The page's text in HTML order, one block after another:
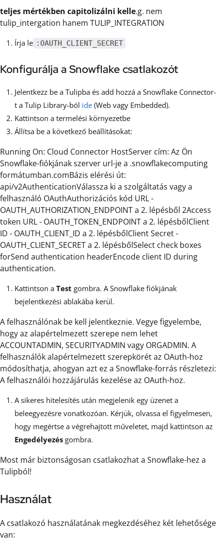
teljes mértékben capitolizálni kelle.g. nem
tulip_intergation hanem TULIP_INTEGRATION
Írja le :OAUTH_CLIENT_SECRET
Konfigurálja a Snowflake csatlakozót
Jelentkezz be a Tulipba és add hozzá a Snowflake Connector-
t a Tulip Library-ból ide (Web vagy Embedded).
Kattintson a termelési környezetbe
Állítsa be a következő beállításokat:
Running On: Cloud Connector HostServer cím: Az Ön
Snowflake-fiókjának szerver url-je a .snowflakecomputing
formátumban.comBázis elérési út:
api/v2AuthenticationVálassza ki a szolgáltatás vagy a
felhasználó OAuthAuthorizációs kód URL -
OAUTH_AUTHORIZATION_ENDPOINT a 2. lépésből 2Access
token URL - OAUTH_TOKEN_ENDPOINT a 2. lépésbőlClient
ID - OAUTH_CLIENT_ID a 2. lépésbőlClient Secret -
OAUTH_CLIENT_SECRET a 2. lépésbőlSelect check boxes
forSend authentication headerEncode client ID during
authentication.
Kattintson a Test gombra. A Snowflake fiókjának
bejelentkezési ablakába kerül.
A felhasználónak be kell jelentkeznie. Vegye figyelembe,
hogy az alapértelmezett szerepe nem lehet
ACCOUNTADMIN, SECURITYADMIN vagy ORGADMIN. A
felhasználók alapértelmezett szerepkörét az OAuth-hoz
módosíthatja, ahogyan azt ez a Snowflake-forrás részletezi:
A felhasználói hozzájárulás kezelése az OAuth-hoz.
A sikeres hitelesítés után megjelenik egy üzenet a
beleegyezésre vonatkozóan. Kérjük, olvassa el figyelmesen,
hogy megértse a végrehajtott műveletet, majd kattintson az
Engedélyezés gombra.
Most már biztonságosan csatlakozhat a Snowflake-hez a
Tulipból!
Használat
A csatlakozó használatának megkezdéséhez két lehetősége
van: